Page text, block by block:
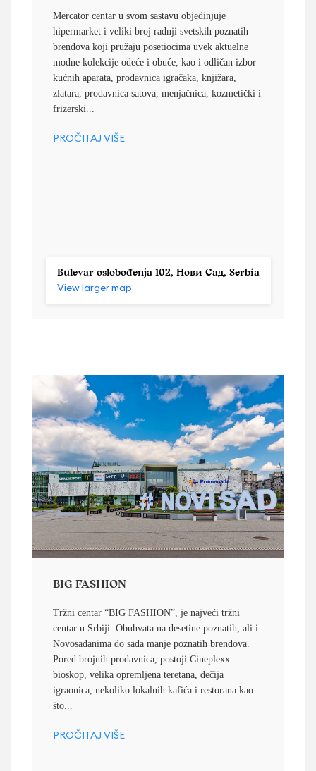
Mercator centar u svom sastavu objedinjuje
hipermarket i veliki broj radnji svetskih poznatih
brendova koji pružaju posetiocima uvek aktuelne
modne kolekcije odeće i obuće, kao i odličan izbor
kućnih aparata, prodavnica igračaka, knjižara,
zlatara, prodavnica satova, menjačnica, kozmetički i
frizerski...
PROČITAJ VIŠE
Bulevar oslobođenja 102, Нови Сад, Serbia
View larger map
BIG FASHION
Tržni centar “BIG FASHION”, je najveći tržni
centar u Srbiji. Obuhvata na desetine poznatih, ali i
Novosađanima do sada manje poznatih brendova.
Pored brojnih prodavnica, postoji Cineplexx
bioskop, velika opremljena teretana, dečija
igraonica, nekoliko lokalnih kafića i restorana kao
što...
PROČITAJ VIŠE